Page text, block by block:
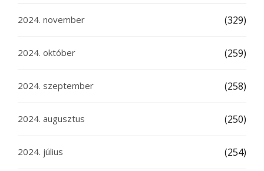
2024. november (329)
2024. október (259)
2024. szeptember (258)
2024. augusztus (250)
2024. július (254)